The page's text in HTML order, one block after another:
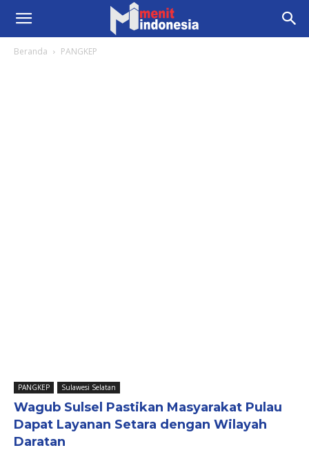
Beranda PANGKEP
PANGKEP Sulawesi Selatan
Wagub Sulsel Pastikan Masyarakat Pulau
Dapat Layanan Setara dengan Wilayah
Daratan